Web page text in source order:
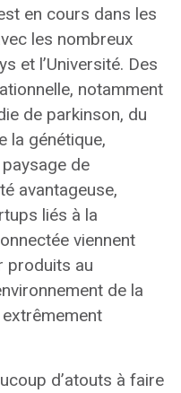
en cours dans les
les nombreux
et l’Université. Des
notamment
de parkinson, du
la génétique,
de
avantageuse,
liés à la
viennent
produits au
de la
extrêmement
d’atouts à faire